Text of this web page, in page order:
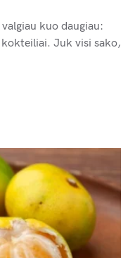
kuo daugiau:
Juk visi sako,